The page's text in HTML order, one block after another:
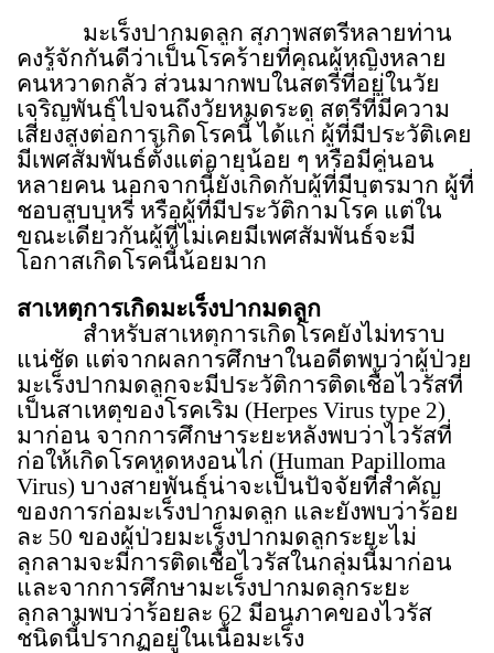
มะเร็งปากมดลูก สุภาพสตรีหลายท่าน
คงรู้จักกันดีว่าเป็นโรคร้ายที่คุณผู้หญิงหลาย
คนหวาดกลัว ส่วนมากพบในสตรีที่อยู่ในวัย
เจริญพันธุ์ไปจนถึงวัยหมดระดู สตรีที่มีความ
เสี่ยงสูงต่อการเกิดโรคนี้ ได้แก่ ผู้ที่มีประวัติเคย
มีเพศสัมพันธ์ตั้งแต่อายุน้อย ๆ หรือมีคู่นอน
หลายคน นอกจากนี้ยังเกิดกับผู้ที่มีบุตรมาก ผู้ที่
ชอบสูบบุหรี่ หรือผู้ที่มีประวัติกามโรค แต่ใน
ขณะเดียวกันผู้ที่ไม่เคยมีเพศสัมพันธ์จะมี
โอกาสเกิดโรคนี้น้อยมาก
สาเหตุการเกิดมะเร็งปากมดลูก
สำหรับสาเหตุการเกิดโรคยังไม่ทราบ
แน่ชัด แต่จากผลการศึกษาในอดีตพบว่าผู้ป่วย
มะเร็งปากมดลูกจะมีประวัติการติดเชื้อไวรัสที่
เป็นสาเหตุของโรคเริม (Herpes Virus type 2)
มาก่อน จากการศึกษาระยะหลังพบว่าไวรัสที่
ก่อให้เกิดโรคหูดหงอนไก่ (Human Papilloma
Virus) บางสายพันธุ์น่าจะเป็นปัจจัยที่สำคัญ
ของการก่อมะเร็งปากมดลูก และยังพบว่าร้อย
ละ 50 ของผู้ป่วยมะเร็งปากมดลูกระยะไม่
ลุกลามจะมีการติดเชื้อไวรัสในกลุ่มนี้มาก่อน
และจากการศึกษามะเร็งปากมดลุกระยะ
ลุกลามพบว่าร้อยละ 62 มีอนุภาคของไวรัส
ชนิดนี้ปรากฏอยู่ในเนื้อมะเร็ง